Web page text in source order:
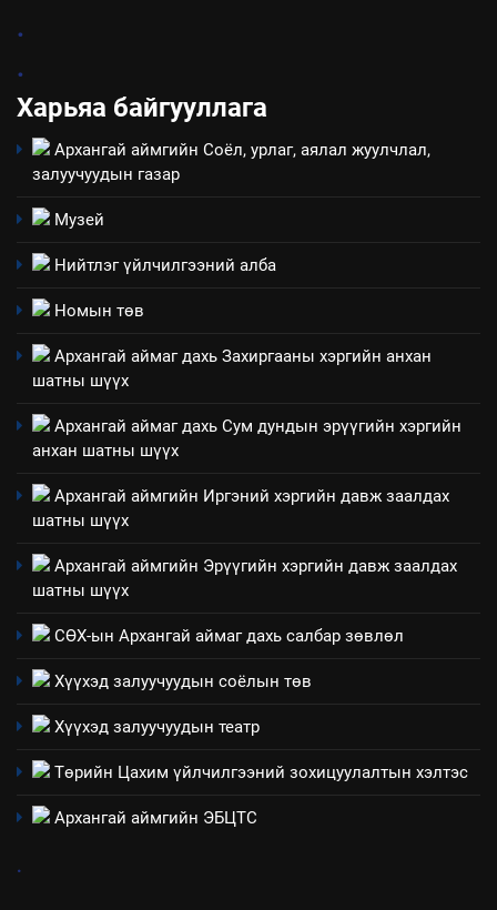
мэдээлэл
НЭЭЛТТЭЙ ЗАСГИЙН ТҮНШЛЭЛ
2
3
ТАЗ-ЫН САЛБАР ЗӨВЛӨЛ
4
Архангай аймаг дахь салбар
ажиллагааны жилийн
5
“Шинэтгэлээр түүчээлсэн
зохион байгуулах арга
ТАЗ-ЫН САЛБАР ЗӨВЛӨЛ
Санхүүгийн тайланд хийсэн
.
.
Харьяа байгууллага
Архангай аймгийн Соёл, урлаг, аялал жуулчлал,
залуучуудын газар
Музей
Нийтлэг үйлчилгээний алба
Номын төв
Архангай аймаг дахь Захиргааны хэргийн анхан
шатны шүүх
Архангай аймаг дахь Сум дундын эрүүгийн хэргийн
анхан шатны шүүх
Архангай аймгийн Иргэний хэргийн давж заалдах
шатны шүүх
Архангай аймгийн Эрүүгийн хэргийн давж заалдах
шатны шүүх
СӨХ-ын Архангай аймаг дахь салбар зөвлөл
Хүүхэд залуучуудын соёлын төв
Хүүхэд залуучуудын театр
Төрийн Цахим үйлчилгээний зохицуулалтын хэлтэс
Архангай аймгийн ЭБЦТС
.